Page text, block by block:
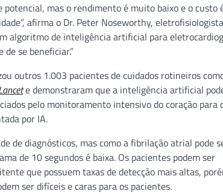
potencial, mas o rendimento é muito baixo e o custo
afirma o Dr. Peter Noseworthy,
algoritmo de inteligência artificial para
se beneficiar.”
outros 1.003 pacientes de cuidados rotineiros
e demonstraram que a inteligência artificial
pelo monitoramento intensivo do coração para
por IA.
de diagnósticos, mas como a fibrilação atrial pode
de 10 segundos é baixa. Os pacientes podem ser
que possuem taxas de detecção mais altas,
ser difíceis e caras para os pacientes.